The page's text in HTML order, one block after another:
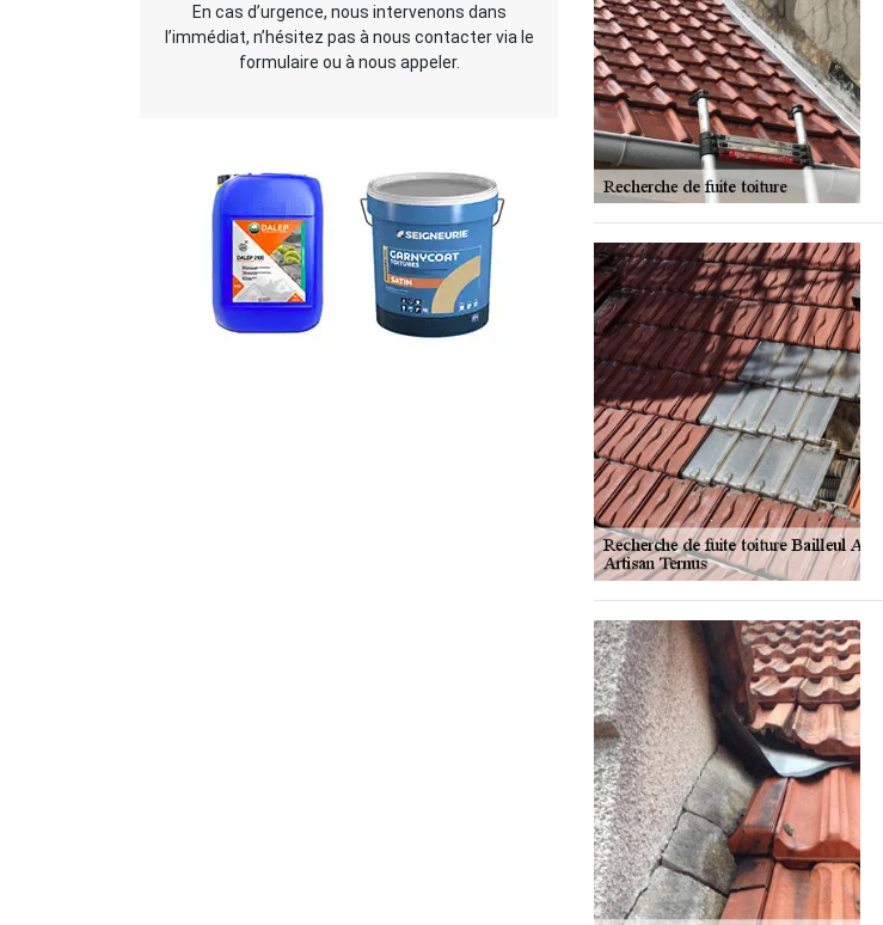
En cas d’urgence, nous intervenons dans
l’immédiat, n’hésitez pas à nous contacter via le
formulaire ou à nous appeler.